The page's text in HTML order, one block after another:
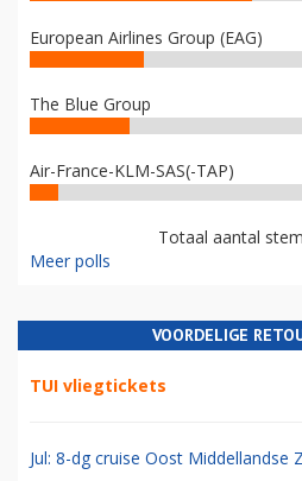
European Airlines Group (EAG)
The Blue Group
Air-France-KLM-SAS(-TAP)
Totaal aantal
Meer polls
VOORDELIGE
TUI vliegtickets
Jul: 8-dg cruise Oost Middellandse